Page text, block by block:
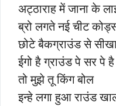
अट्ठाराह में जाना के
ब्रो लगते नई चीट
छोटे बैकग्राउंड से
ईगो है ग्राउंड पे सर पे
तो मुझे तू किंग बोल
इन्हे लगा हुआ राउंड